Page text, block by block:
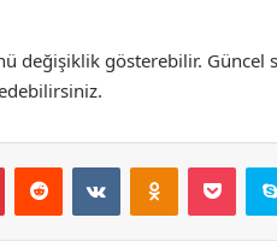
değişiklik gösterebilir. Güncel
PinterestReddit VKontakte